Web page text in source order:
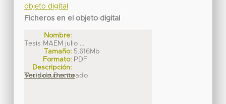
objeto digital
Ficheros en el objeto digital
Nombre:
Tesis MAEM julio ...
Tamaño: 5.616Mb
Formato: PDF
Descripción:
Tesis de Doctorado
Ver documento